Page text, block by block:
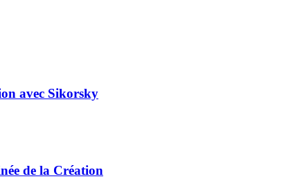
avec Sikorsky
de la Création